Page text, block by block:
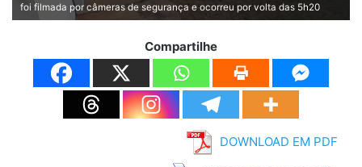
foi filmada por câmeras de segurança e ocorreu por volta das 5h20
Compartilhe
DOWNLOAD EM PDF